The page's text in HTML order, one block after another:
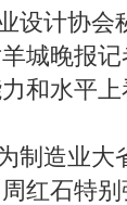
协会秘
城晚报
和水平
业大省
红石特